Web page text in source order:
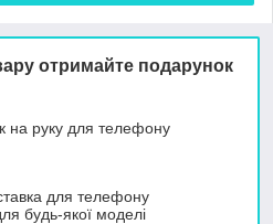
отримайте подарунок
на руку для телефону
для телефону
будь-якої моделі